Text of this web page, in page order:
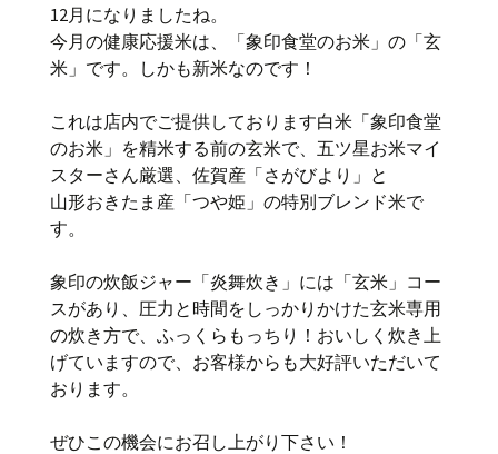
12月になりましたね。
今月の健康応援米は、「象印食堂のお米」の「玄
米」です。しかも新米なのです！
これは店内でご提供しております白米「象印食堂
のお米」を精米する前の玄米で、五ツ星お米マイ
スターさん厳選、佐賀産「さがびより」と
山形おきたま産「つや姫」の特別ブレンド米で
す。
象印の炊飯ジャー「炎舞炊き」には「玄米」コー
スがあり、圧力と時間をしっかりかけた玄米専用
の炊き方で、ふっくらもっちり！おいしく炊き上
げていますので、お客様からも大好評いただいて
おります。
ぜひこの機会にお召し上がり下さい！